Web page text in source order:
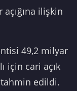
açığına ilişkin
49,2 milyar
için cari açık
edildi.